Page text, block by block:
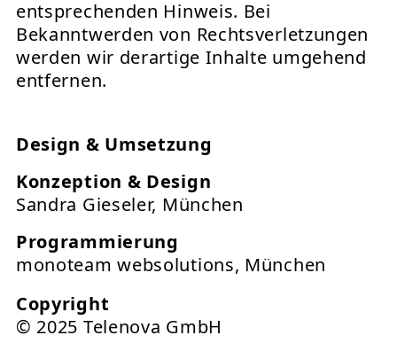
entsprechenden Hinweis. Bei
Bekanntwerden von Rechtsverletzungen
werden wir derartige Inhalte umgehend
entfernen.
Design & Umsetzung
Konzeption & Design
Sandra Gieseler, München
Programmierung
monoteam websolutions, München
Copyright
© 2025 Telenova GmbH